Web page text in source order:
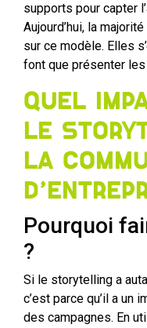
supports pour capter
Aujourd’hui, la
sur ce modèle. Elles
font que présenter
Quel
le
la
Pourquoi
?
Si le storytelling a
c’est parce qu’il a un
des campagnes. En